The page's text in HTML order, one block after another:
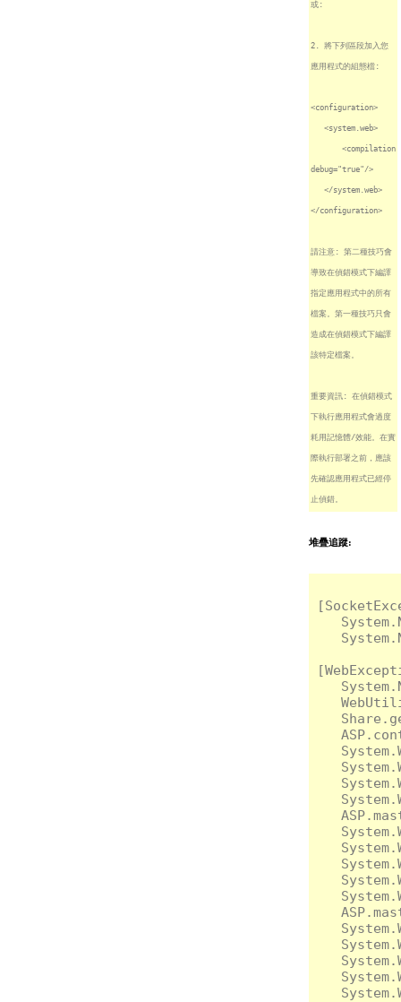
或:
2. 將下列區段加入您
應用程式的組態檔:
<configuration>
<system.web>
<compilation
debug="true"/>
</system.web>
</configuration>
請注意: 第二種技巧會
導致在偵錯模式下編譯
指定應用程式中的所有
檔案。第一種技巧只會
造成在偵錯模式下編譯
該特定檔案。
重要資訊: 在偵錯模式
下執行應用程式會過度
耗用記憶體/效能。在實
際執行部署之前，應該
先確認應用程式已經停
止偵錯。
堆疊追蹤: